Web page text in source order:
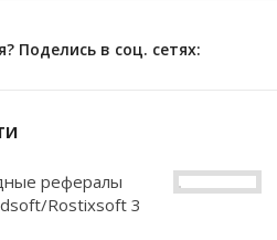
Поделись в соц. сетях:
рефералы
Rostixsoft 3